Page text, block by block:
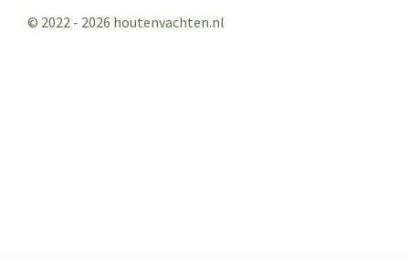
© 2022 - 2026 houtenvachten.nl